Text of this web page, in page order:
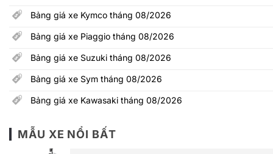
Bảng giá xe Kymco tháng 08/2026
Bảng giá xe Piaggio tháng 08/2026
Bảng giá xe Suzuki tháng 08/2026
Bảng giá xe Sym tháng 08/2026
Bảng giá xe Kawasaki tháng 08/2026
MẪU XE NỔI BẤT